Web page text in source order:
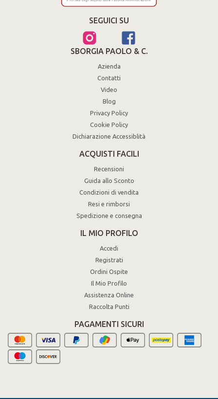
SEGUICI SU
SBORGIA PAOLO & C.
Azienda
Contatti
Video
Blog
Privacy Policy
Cookie Policy
Dichiarazione Accessiblità
ACQUISTI FACILI
Recensioni
Guida allo Sconto
Condizioni di vendita
Resi e rimborsi
Spedizione e consegna
IL MIO PROFILO
Accedi
Registrati
Ordini Ospite
Il Mio Profilo
Assistenza Online
Raccolta Punti
PAGAMENTI SICURI